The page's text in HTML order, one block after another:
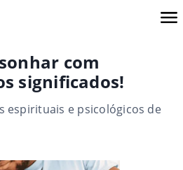
com
significados!
espirituais e psicológicos de